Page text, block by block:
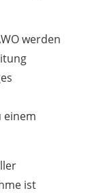
werden
einem
ist